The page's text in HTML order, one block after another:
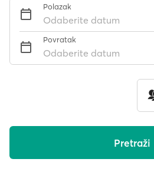
Polazak
Odaberite datum
Povratak
Odaberite datum
Pretraži